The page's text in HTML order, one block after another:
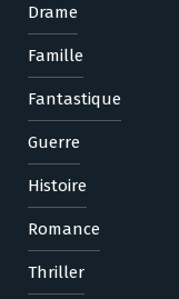
Drame
Famille
Fantastique
Guerre
Histoire
Romance
Thriller